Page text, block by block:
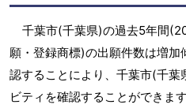
千葉市(千葉県)の過去5年間
願・登録商標)の出願件数は増
認することにより、千葉市(千葉
ビティを確認することができます